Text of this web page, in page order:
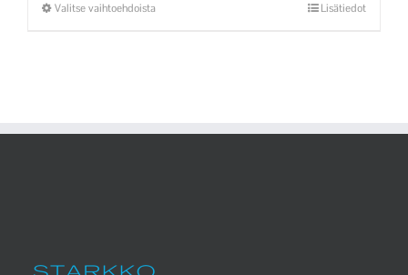
Valitse vaihtoehdoista Lisätiedot